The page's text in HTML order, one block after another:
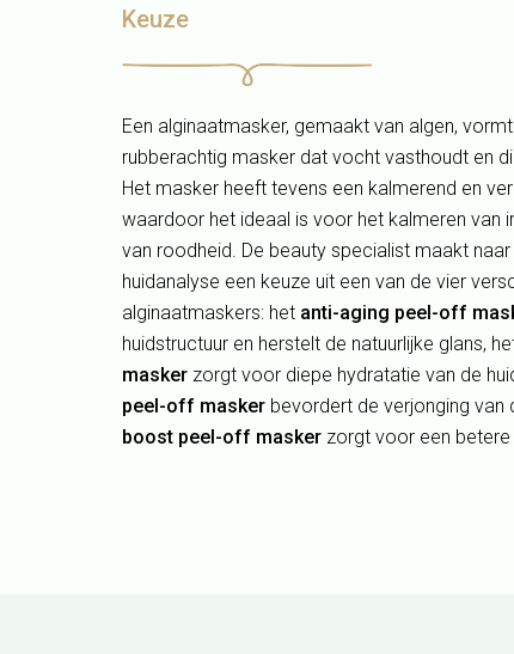
Keuze
Een alginaatmasker, gemaakt van algen,
rubberachtig masker dat vocht vasthoudt en
Het masker heeft tevens een kalmerend en
waardoor het ideaal is voor het kalmeren van
van roodheid. De beauty specialist maakt naar
huidanalyse een keuze uit een van de vier
alginaatmaskers: het anti-aging peel-off
huidstructuur en herstelt de natuurlijke glans,
masker zorgt voor diepe hydratatie van de
peel-off masker bevordert de verjonging van
boost peel-off masker zorgt voor een betere